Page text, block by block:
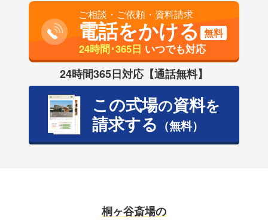
ご相談・ご依頼・資料請求
電話をかける 無料
24時間･365日 いつでも対応
24時間365日対応【通話無料】
この式場の資料を
請求する （無料）
桐ヶ谷斎場の